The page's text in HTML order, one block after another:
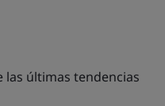
últimas tendencias